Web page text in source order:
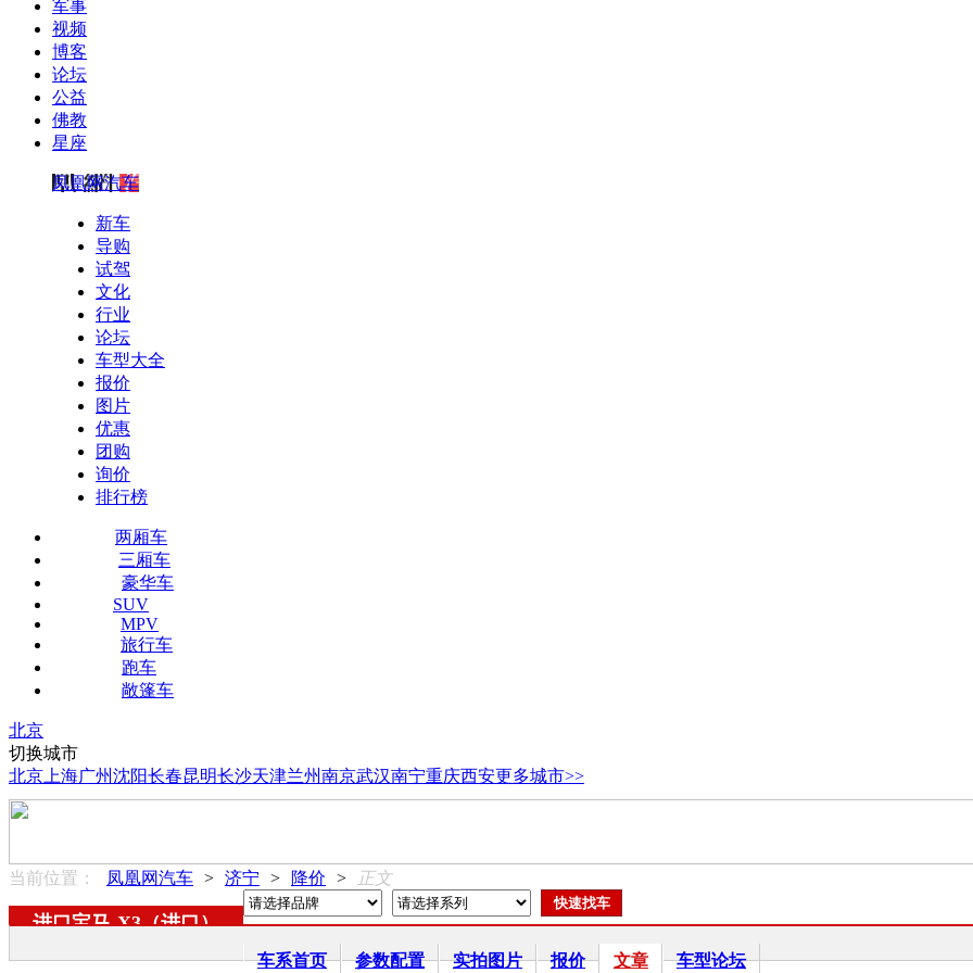
军事
视频
博客
论坛
公益
佛教
星座
凤凰网汽车
新车
导购
试驾
文化
行业
论坛
车型大全
报价
图片
优惠
团购
询价
排行榜
两厢车
三厢车
豪华车
SUV
MPV
旅行车
跑车
敞篷车
北京
切换城市
北京 上海广州沈阳长春昆明长沙天津兰州南京武汉南宁重庆西安更多城市>>
当前位置： 凤凰网汽车 > 济宁 > 降价 > 正文
进口宝马-X3（进口）
车系首页 参数配置 实拍图片 报价 文章 车型论坛